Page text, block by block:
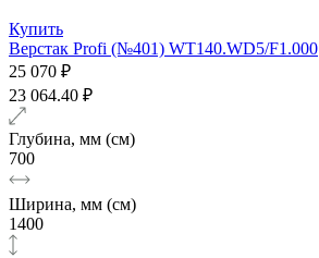
Купить
Верстак Profi (№401) WT140.WD5/F1.000
25 070 ₽
23 064.40 ₽
Глубина, мм (см)
700
Ширина, мм (см)
1400